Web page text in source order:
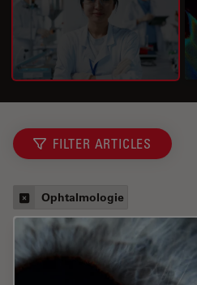
FILTER ARTICLES
Ophtalmologie